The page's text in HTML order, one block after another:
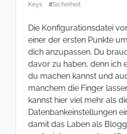
Keys
#Sicherheit
Die Konfigurationsdatei
einer der ersten Punkte
dich anzupassen. Du
davor zu haben, denn ich
du machen kannst und
manchem die Finger
kannst hier viel mehr als
Datenbankeinstellungen
damit das Laben als